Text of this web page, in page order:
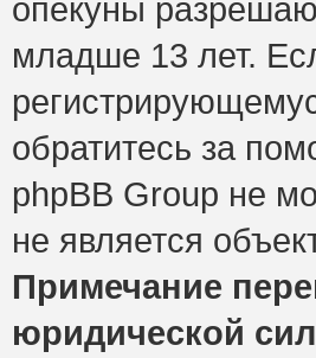
опекуны
младше 13 лет.
обратитесь за
phpBB Group не
не является
Примечание
юридической